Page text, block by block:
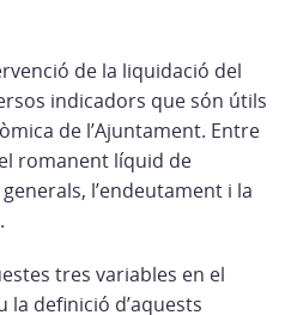
de la liquidació del
indicadors que són útils
de l’Ajuntament. Entre
romanent líquid de
l’endeutament i la
tres variables en el
definició d’aquests